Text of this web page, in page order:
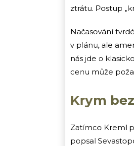
ztrátu. Postup
Načasování
v plánu, ale
nás jde o
cenu může
Krym
Zatímco Kreml
popsal